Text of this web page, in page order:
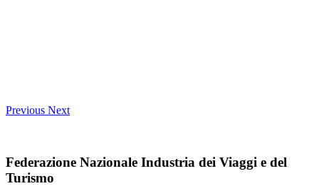
Previous Next
Federazione Nazionale Industria dei Viaggi e del
Turismo